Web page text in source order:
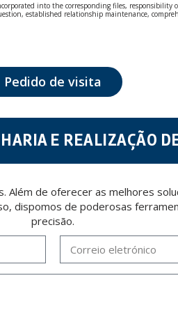
into the corresponding files, responsibility
established relationship maintenance,
requirements provided for the General Data
General Data Protection Regulation (GDPR)
Pedido de visita
E REALIZAÇÃO
de oferecer as melhores
dispomos de poderosas
precisão.